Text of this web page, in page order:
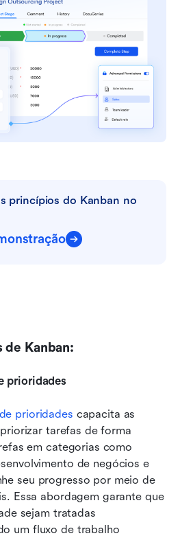
princípios do Kanban no
de Kanban:
prioridades
prioridades capacita as
tarefas de forma
em categorias como
de negócios e
seu progresso por meio de
Essa abordagem garante que
sejam tratadas
um fluxo de trabalho